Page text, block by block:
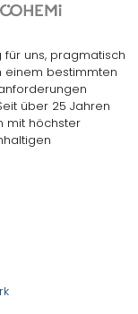
uns, pragmatisch
einem bestimmten
über 25 Jahren
mit höchster